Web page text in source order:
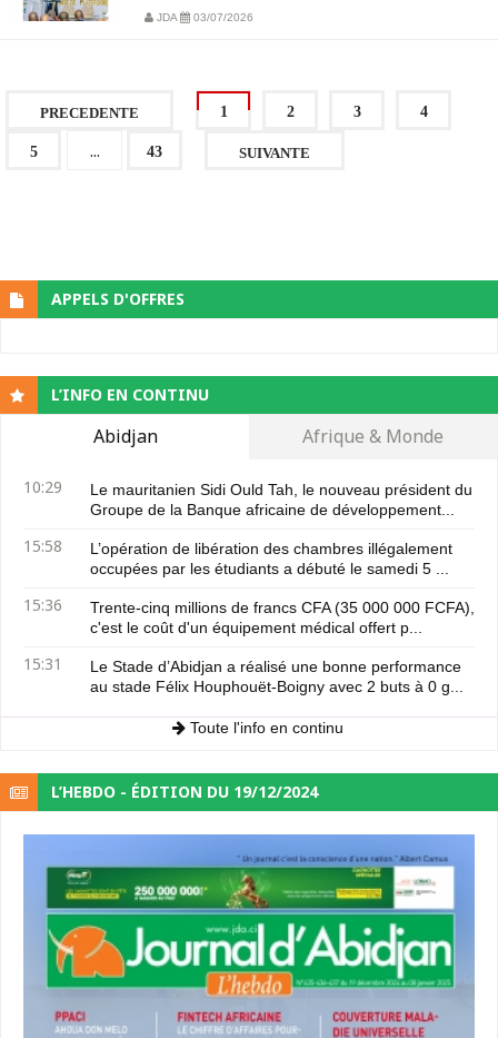
JDA 03/07/2026
PRECEDENTE 1 2 3 4
5 ... 43 SUIVANTE
APPELS D'OFFRES
L’INFO EN CONTINU
Abidjan Afrique & Monde
10:29
Le mauritanien Sidi Ould Tah, le nouveau président du
Groupe de la Banque africaine de développement...
15:58
L’opération de libération des chambres illégalement
occupées par les étudiants a débuté le samedi 5 ...
15:36
Trente-cinq millions de francs CFA (35 000 000 FCFA),
c'est le coût d'un équipement médical offert p...
15:31
Le Stade d’Abidjan a réalisé une bonne performance
au stade Félix Houphouët-Boigny avec 2 buts à 0 g...
Toute l'info en continu
L’HEBDO - ÉDITION DU 19/12/2024